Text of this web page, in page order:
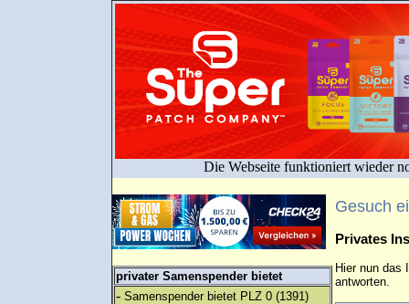
Die Webseite funktioniert wieder
privater Samenspender bietet
- Samenspender bietet PLZ 0 (1391)
Gesuch
Privates
Hier nun das
antworten.